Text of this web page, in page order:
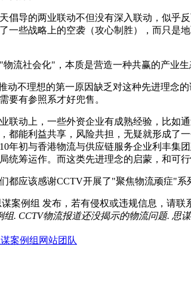
倡导的两业联动不但没有深入联动，似乎
一些战略上的空袭（攻心制胜），而只
流社会化"，本质是营造一种共赢的产业
动不理想的第一原因缺乏对这种先进理念
要有参照系才好兜售。
联动上，一些外资企业有成熟经验，比如
都能利益共享，风险共担，无疑就形成了
年初与香港物流与供应链服务企业利丰集
统筹运作。而这类先进理念的启蒙，和可
都应该感谢CCTV开展了"聚焦物流顽症"
谋案例组 发布，若有侵权或违规信息，请联
组. CCTV物流报道还没揭示的物流问题. 思谋
案例组 网站团队